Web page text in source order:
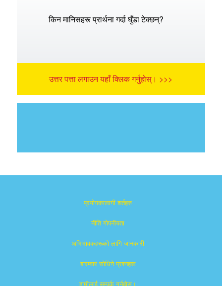
किन मानिसहरू प्रार्थना गर्दा घुँडा टेक्छन्?
उत्तर पत्ता लगाउन यहाँ क्लिक गर्नुहोस्। >>>
प्रयोगकालागी शर्तहरु
नीति गोपनीयता
अभिभावकहरूको लागि जानकारी
बारम्वार साेधिने प्रश्नहरू
हामीलाई सम्पर्क गर्नुहोस्।